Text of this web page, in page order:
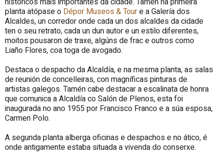
planta atópase o Dépor Museos & Toure a Galería dos
Alcaldes, un corredor onde cada un dos alcaldes da cidade
ten o seu retrato, cada un dun autor e un estilo diferentes,
moitos pousaron de traxe, algúns de frac e outros como
Liaño Flores, coa toga de avogado.
Destaca o despacho da Alcaldía, e na mesma planta, as salas
de reunión de concelleiras, con magníficas pinturas de
artistas galegos. Tamén cabe destacar a escalinata de honra
que comunica a Alcaldía co Salón de Plenos, esta foi
inaugurada no ano 1955 por Francisco Franco e a súa esposa,
Carmen Polo.
A segunda planta alberga oficinas e despachos e no ático, é
onde antigamente estaba situada a vivenda do conserxe.